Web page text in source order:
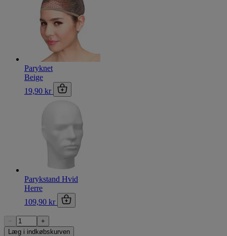
Paryknet
Beige
19,90 kr
Parykstand Hvid
Herre
109,90 kr
−
+
Læg i indkøbskurven